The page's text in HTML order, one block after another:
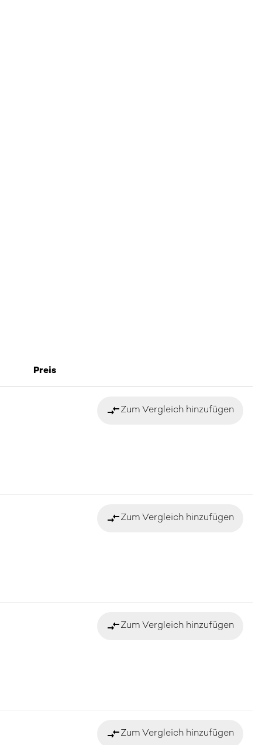
Preis
compare_arrowsZum Vergleich hinzufügen
compare_arrowsZum Vergleich hinzufügen
compare_arrowsZum Vergleich hinzufügen
compare_arrowsZum Vergleich hinzufügen